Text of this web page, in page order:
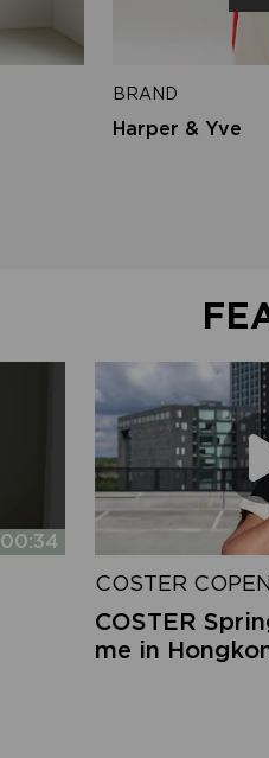
BRAND
Harper & Yve
00:34
COSTER
COSTER
me in